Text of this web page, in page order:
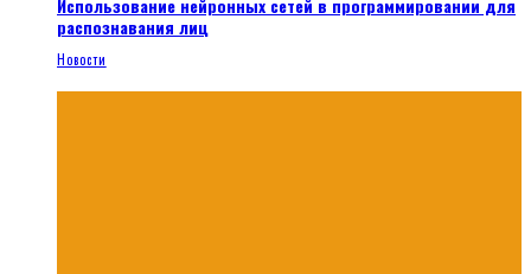
Использование нейронных сетей в программировании для
распознавания лиц
Новости